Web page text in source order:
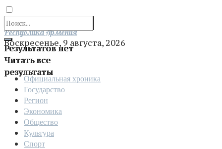
Результатов нет
Читать все
результаты
Отправить
Республика Армения
Воскресенье, 9 августа, 2026
Официальная хроника
Государство
Регион
Экономика
Общество
Культура
Спорт